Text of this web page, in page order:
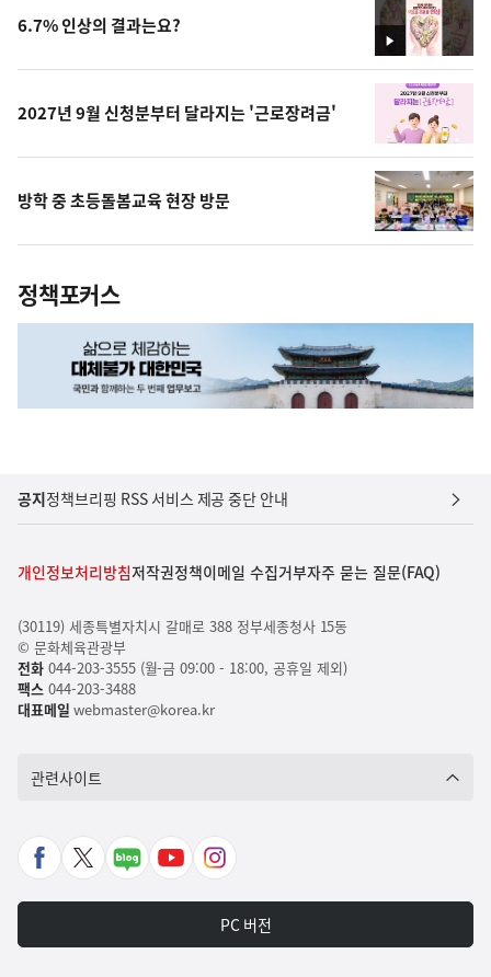
영
상
6.7% 인상의 결과는요?
2027년 9월 신청분부터 달라지는 '근로장려금'
방학 중 초등돌봄교육 현장 방문
정책포커스
공지정책브리핑 RSS 서비스 제공 중단 안내
개인정보처리방침저작권정책이메일 수집거부자주 묻는 질문(FAQ)
(30119) 세종특별자치시 갈매로 388 정부세종청사 15동
© 문화체육관광부
전화044-203-3555 (월-금 09:00 - 18:00, 공휴일 제외)
팩스044-203-3488
대표메일 webmaster@korea.kr
관련사이트
페
북
X
가
네
포
유
바
인
타
그
PC 버전